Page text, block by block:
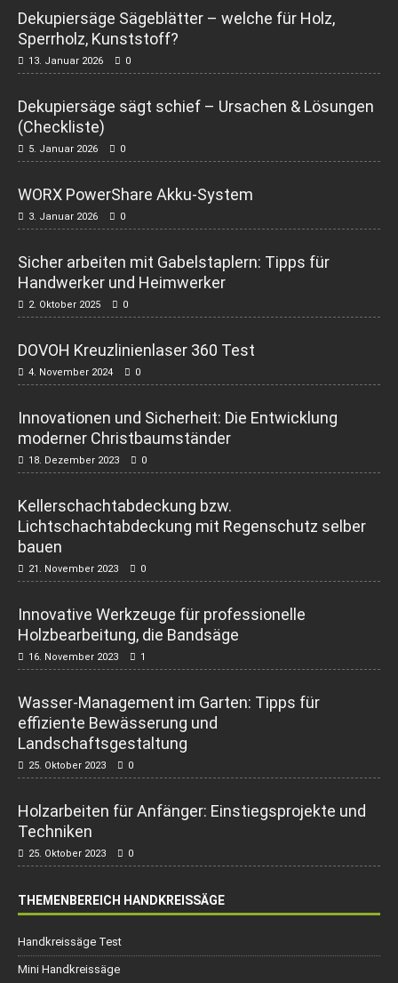
Dekupiersäge Sägeblätter – welche für Holz,
Sperrholz, Kunststoff?
13. Januar 2026 0
Dekupiersäge sägt schief – Ursachen & Lösungen
(Checkliste)
5. Januar 2026 0
WORX PowerShare Akku-System
3. Januar 2026 0
Sicher arbeiten mit Gabelstaplern: Tipps für
Handwerker und Heimwerker
2. Oktober 2025 0
DOVOH Kreuzlinienlaser 360 Test
4. November 2024 0
Innovationen und Sicherheit: Die Entwicklung
moderner Christbaumständer
18. Dezember 2023 0
Kellerschachtabdeckung bzw.
Lichtschachtabdeckung mit Regenschutz selber
bauen
21. November 2023 0
Innovative Werkzeuge für professionelle
Holzbearbeitung, die Bandsäge
16. November 2023 1
Wasser-Management im Garten: Tipps für
effiziente Bewässerung und
Landschaftsgestaltung
25. Oktober 2023 0
Holzarbeiten für Anfänger: Einstiegsprojekte und
Techniken
25. Oktober 2023 0
THEMENBEREICH HANDKREISSÄGE
Handkreissäge Test
Mini Handkreissäge